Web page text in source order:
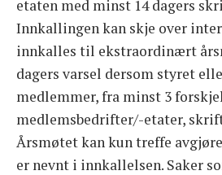
etaten med minst 14 dagers
Innkallingen kan skje over
innkalles til ekstraordinært
dagers varsel dersom styret
medlemmer, fra minst 3
medlemsbedrifter/-etater,
Årsmøtet kan kun treffe
er nevnt i innkallelsen. Saker